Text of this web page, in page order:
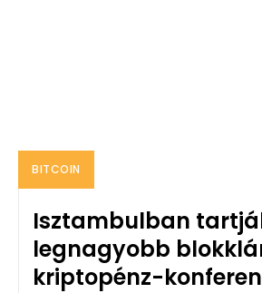
BITCOIN
Isztambulban
legnagyobb
kriptopénz-